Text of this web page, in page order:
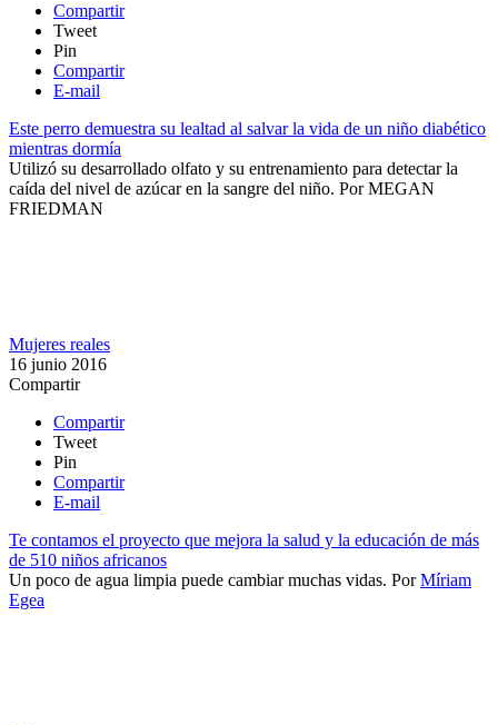
Compartir
Tweet
Pin
Compartir
E-mail
Este perro demuestra su lealtad al salvar la vida de un niño diabético
mientras dormía
Utilizó su desarrollado olfato y su entrenamiento para detectar la
caída del nivel de azúcar en la sangre del niño. ​ PorMEGAN
FRIEDMAN
Mujeres reales
16 junio 2016
Compartir
Compartir
Tweet
Pin
Compartir
E-mail
Te contamos el proyecto que mejora la salud y la educación de más
de 510 niños africanos
​Un poco de agua limpia puede cambiar muchas vidas. PorMíriam
Egea